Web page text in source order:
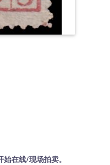
在线/现场拍卖。